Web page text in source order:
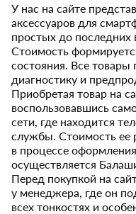
У нас на сайте
аксессуаров для
простых до
Стоимость
состояния. Все
диагностику и
Приобретая товар на
воспользовавшись
сети, где находится
службы. Стоимость ее
в процессе
осуществляется
Перед покупкой на
у менеджера, где он
всех тонкостях и